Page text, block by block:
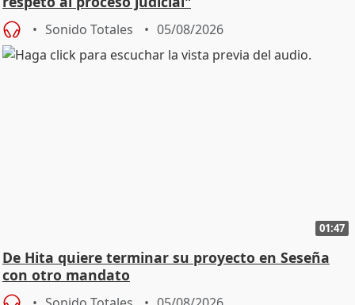
Sonido Totales 05/08/2026
01:47
De Hita quiere terminar su proyecto en Seseña
con otro mandato